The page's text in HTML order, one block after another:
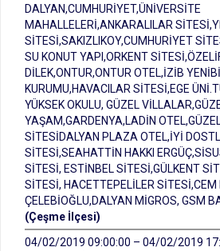
DALYAN,CUMHURİYET,ÜNİVERSİTE
MAHALLELERİ,ANKARALILAR
SİTESİ,SAKIZLIKOY,CUMHURİYET
SU KONUT YAPI,ORKENT
DİLEK,ONTUR,ONTUR OTEL,İZİB
KURUMU,HAVACILAR SİTESİ,EGE
YÜKSEK OKULU, GÜZEL
YAŞAM,GARDENYA,LADİN
SİTESİDALYAN PLAZA OTEL,İYİ
SİTESİ,SEAHATTİN HAKKI
SİTESİ, ESTİNBEL SİTESİ,GÜLKENT
SİTESİ, HACETTEPELİLER SİTESİ,CEM
ÇELEBİOĞLU,DALYAN MİGROS, GSM
(Çeşme İlçesi)
04/02/2019 09:00:00 – 04/02/2019